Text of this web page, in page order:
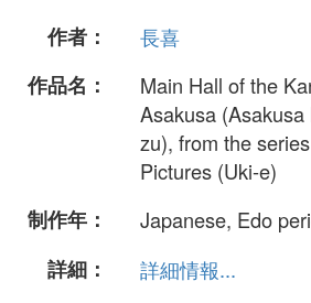
作者：
長喜
作品名：
Main Hall of the
Asakusa
zu), from the
Pictures (Uki-e)
制作年：
Japanese, Edo
詳細：
詳細情報...